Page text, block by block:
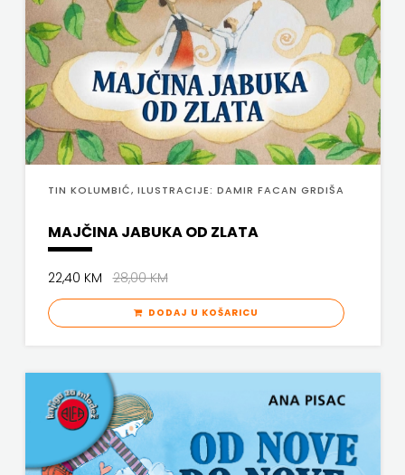
ZAGREB
Twins
Company
UDRUGA
GLUTEN
FREE
HNŽ
V.B.Z.
VORTO
PALABRA
ZNANJE
TIN KOLUMBIĆ, ILUSTRACIJE: DAMIR FACAN GRDIŠA
MAJČINA JABUKA OD ZLATA
22,40 KM28,00 KM
DODAJ U KOŠARICU